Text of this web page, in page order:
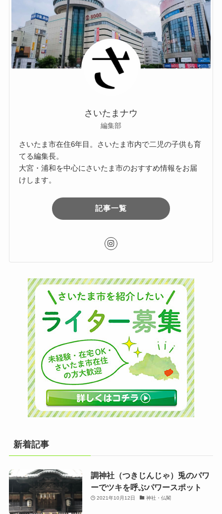
さいたまナウ
編集部
さいたま市在住6年目。さいたま市内で二児の子供も育
てる編集長。
大宮・浦和を中心にさいたま市のおすすめ情報をお届
けします。
記事一覧
新着記事
調神社（つきじんじゃ）兎のパワ
ーでツキを呼ぶパワースポット
2021年10月12日 神社・仏閣